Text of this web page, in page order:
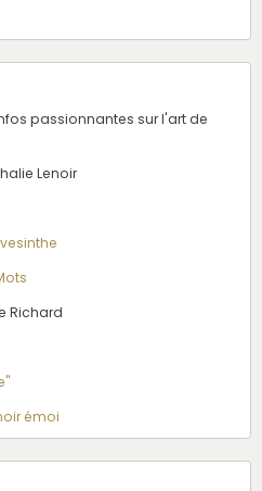
passionnantes sur l'art de
Lenoir
Richard
émoi